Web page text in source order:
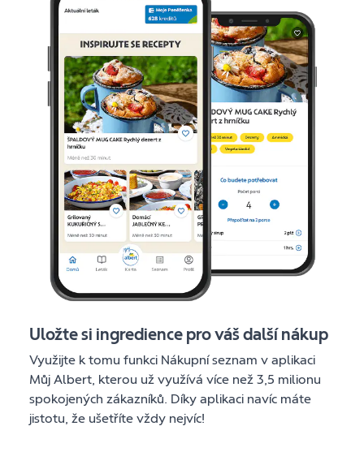
Uložte si ingredience pro váš další nákup
Využijte k tomu funkci Nákupní seznam v aplikaci
Můj Albert, kterou už využívá více než 3,5 milionu
spokojených zákazníků. Díky aplikaci navíc máte
jistotu, že ušetříte vždy nejvíc!